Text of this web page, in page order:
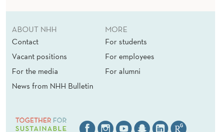
ABOUT NHH
Contact
Vacant positions
For the media
News from NHH Bulletin
MORE
For students
For employees
For alumni